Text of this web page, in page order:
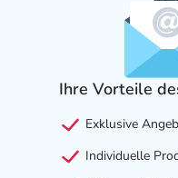
Ihre Vorteile
Exklusive
Individuelle